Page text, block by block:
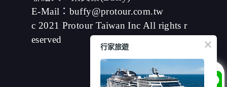
即取得您的資料。註冊時，本網站取得您的姓名、電話、
住址、身份證字號、電子郵件、出生日期、性別、行業等
相關資料，當您註冊成功，並登入使用我們的服務後，本
網站即取得您的資料。
其他除了上述，會保留您在上網瀏覽或查詢時，伺服器自
行產生的相關記錄，包括您使用連線設備的 IP 位址、使用
時間、使用的瀏覽器、瀏覽及點選資料紀錄等。本網站會
對個別連線者的瀏覽器予以標示，歸納使用者瀏覽器在本
E-Mail：buffy@protour.com.tw
c 2021 Protour Taiwan Inc All rights r
eserved
行家旅遊